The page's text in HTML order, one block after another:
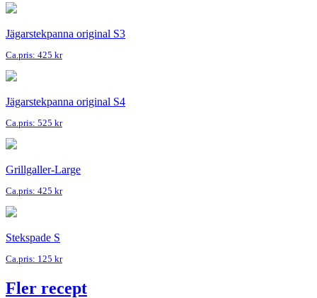
Jägarstekpanna original S3
Ca.pris: 425 kr
Jägarstekpanna original S4
Ca.pris: 525 kr
Grillgaller-Large
Ca.pris: 425 kr
Stekspade S
Ca.pris: 125 kr
Fler recept